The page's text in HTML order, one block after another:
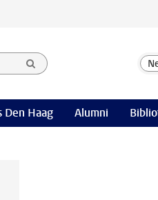
Den Haag Alumni